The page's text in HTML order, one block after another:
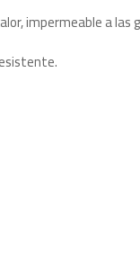
impermeable a las